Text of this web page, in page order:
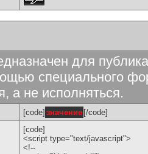
для
специального
а не исполняться.
[code] значение [/code]
[code]
<script type="text/javascript">
<!--